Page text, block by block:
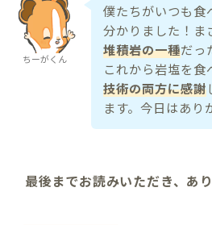
ちーがくん
僕たちがいつも食
分かりました！ま
堆積岩の一種だっ
これから岩塩を食
技術の両方に感謝
ます。今日はあり
最後までお読みいただき、あ